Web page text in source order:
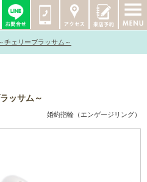
チェリーブラッサム～
ッサム～
婚約指輪（エンゲージリング）